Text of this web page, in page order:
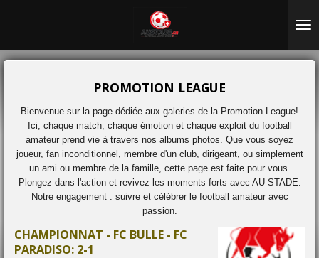
principal
PROMOTION LEAGUE
Bienvenue sur la page dédiée aux galeries de la Promotion League!
Ici, chaque match, chaque émotion et chaque exploit du football
amateur prend vie à travers nos albums photos. Que vous soyez
joueur, fan inconditionnel, membre d'un club, dirigeant, ou simplement
un ami ou membre de la famille, cette page est faite pour vous.
Plongez dans l'action et revivez les moments forts avec AU STADE.
Notre engagement : suivre et célébrer le football amateur avec
passion.
CHAMPIONNAT - FC BULLE - FC
PARADISO: 2-1